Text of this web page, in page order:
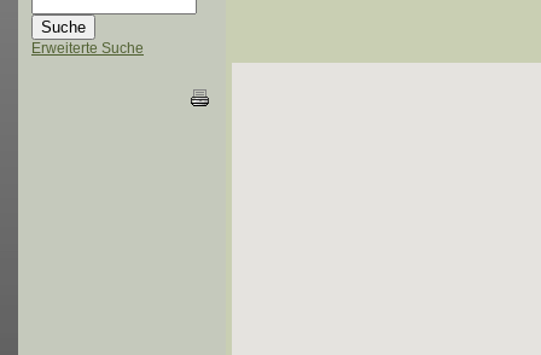
Erweiterte Suche